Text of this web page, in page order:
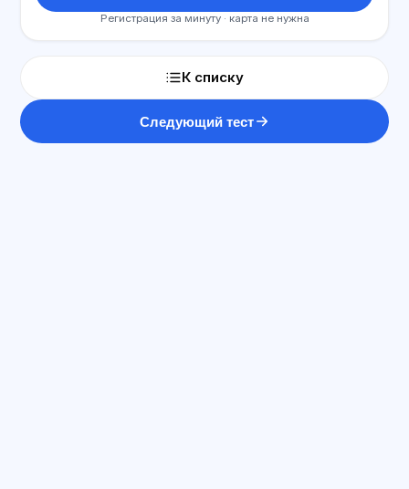
Регистрация за минуту · карта не нужна
К списку
Следующий тест